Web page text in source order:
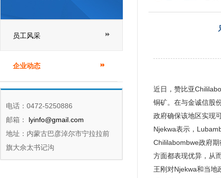
员工风采
企业动态
电话：0472-5250886
邮箱：
lyinfo@gmail.com
地址：内蒙古巴彦淖尔市宁拉拉前
旗大佘太书记沟
近日，赞比亚
铜矿。在与金诚信股
政府确保该地区实现
Njekwa表示，
Chililabombwe政府
方面都表现优异，从
王刚对Njekwa和当地